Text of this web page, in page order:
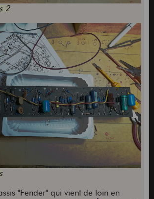
2
"Fender" qui vient de loin en